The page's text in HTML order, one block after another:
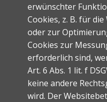
erwünschter
Cookies, z. B. für
oder zur
Cookies zur
erforderlich sind,
Art. 6 Abs. 1 lit. f
keine andere
wird. Der